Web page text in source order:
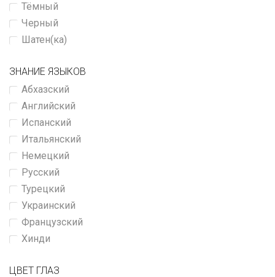
Тёмный
Черный
Шатен(ка)
ЗНАНИЕ ЯЗЫКОВ
Абхазский
Английский
Испанский
Итальянский
Немецкий
Русский
Турецкий
Украинский
Французский
Хинди
ЦВЕТ ГЛАЗ